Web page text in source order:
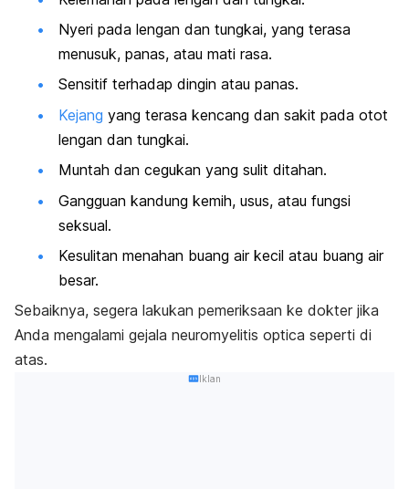
Nyeri pada lengan dan tungkai, yang terasa
menusuk, panas, atau mati rasa.
Sensitif terhadap dingin atau panas.
Kejang yang terasa kencang dan sakit pada otot
lengan dan tungkai.
Muntah dan cegukan yang sulit ditahan.
Gangguan kandung kemih, usus, atau fungsi
seksual.
Kesulitan menahan buang air kecil atau buang air
besar.
Sebaiknya, segera lakukan pemeriksaan ke dokter jika
Anda mengalami gejala neuromyelitis optica seperti di
atas.
Iklan